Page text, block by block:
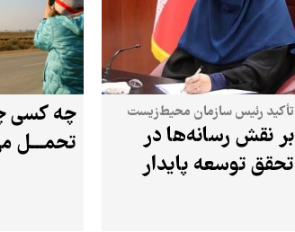
تأکید رئیس سازمان محیط‌زیست
بر نقش رسانه‌ها در
تحقق توسعه پایدار
چه کسی
تحمـــل